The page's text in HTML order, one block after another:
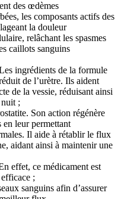
des œdèmes
les composants actifs des
la douleur
relâchant les spasmes
caillots sanguins
ingrédients de la formule
de l’urètre. Ils aident
de la vessie, réduisant ainsi
;
Son action régénère
en leur permettant
Il aide à rétablir le flux
aidant ainsi à maintenir une
effet, ce médicament est
;
sanguins afin d’assurer